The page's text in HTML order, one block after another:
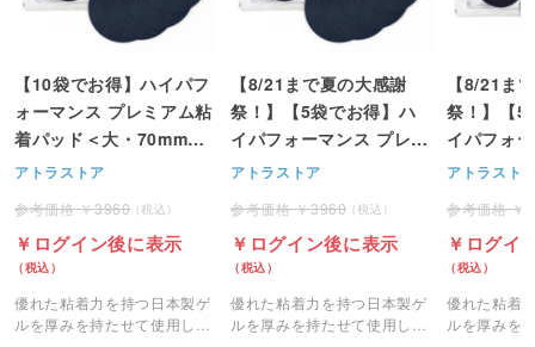
【10袋でお得】ハイパフ
ォーマンス プレミアム粘
着パッド＜大・70mm丸
型＞ 4枚1組
アトラストア
3960
ログイン後に表示
優れた粘着力を持つ日本製ゲ
ルを厚みを持たせて使用した
【8/21まで夏の大感謝
祭！】【5袋でお得】ハ
イパフォーマンス プレミ
アム粘着パッド＜大・
アトラストア
3960
ログイン後に表示
優れた粘着力を持つ日本製ゲ
ルを厚みを持たせて使用した
【8/21ま
祭！】【5
イパフォ
アム粘着
アトラスト
ログイ
優れた粘着
ルを厚みを